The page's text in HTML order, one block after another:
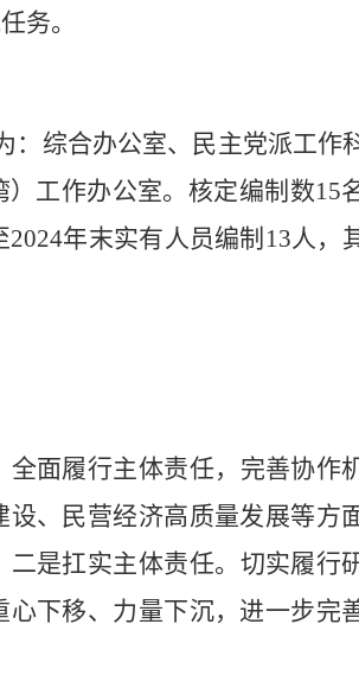
务。
：综合办公室、民主党派工作
工作办公室。核定编制数15
2024年末实有人员编制 13人，
面履行主体责任，完善协作
、民营经济高质量发展等方
二是扛实主体责任。切实履行
下移、力量下沉，进一步完